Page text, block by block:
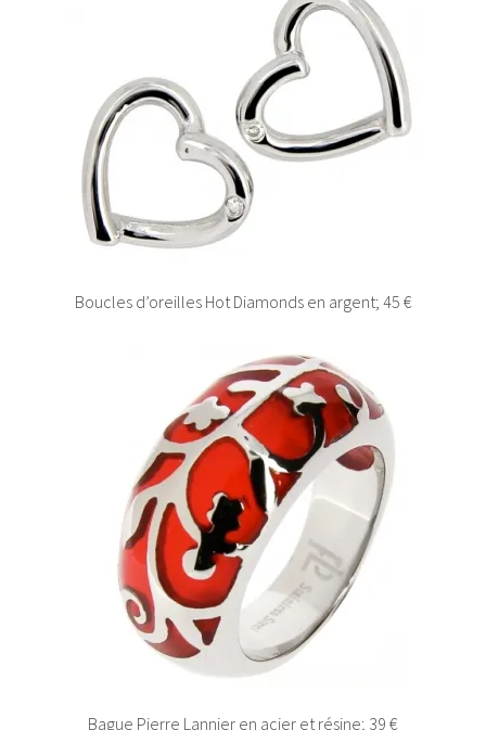
Boucles d’oreilles Hot Diamonds en argent; 45 €
Bague Pierre Lannier en acier et résine; 39 €